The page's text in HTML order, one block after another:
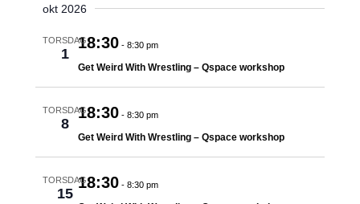
okt 2026
TORSDAG
1
18:30- 8:30 pm
Get Weird With Wrestling – Qspace workshop
TORSDAG
8
18:30- 8:30 pm
Get Weird With Wrestling – Qspace workshop
TORSDAG
15
18:30- 8:30 pm